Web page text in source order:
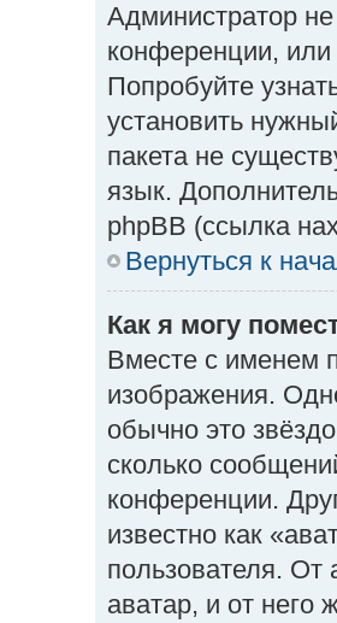
Администратор
конференции,
Попробуйте
установить
пакета не
язык.
phpBB (ссылка
Вернуться к
Как я могу
Вместе с именем
изображения.
обычно это
сколько
конференции.
известно как
пользователя. От
аватар, и от него